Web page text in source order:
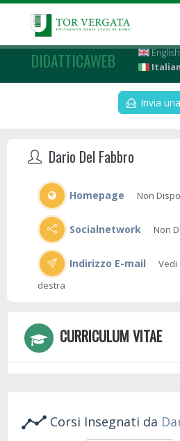
DIDATTICAWEB
English
Invia
Dario Del Fabbro
Homepage Non
Socialnetwork Non
Indirizzo E-mail
Vedi
destra
CURRICULUM VITAE
Corsi Insegnati da